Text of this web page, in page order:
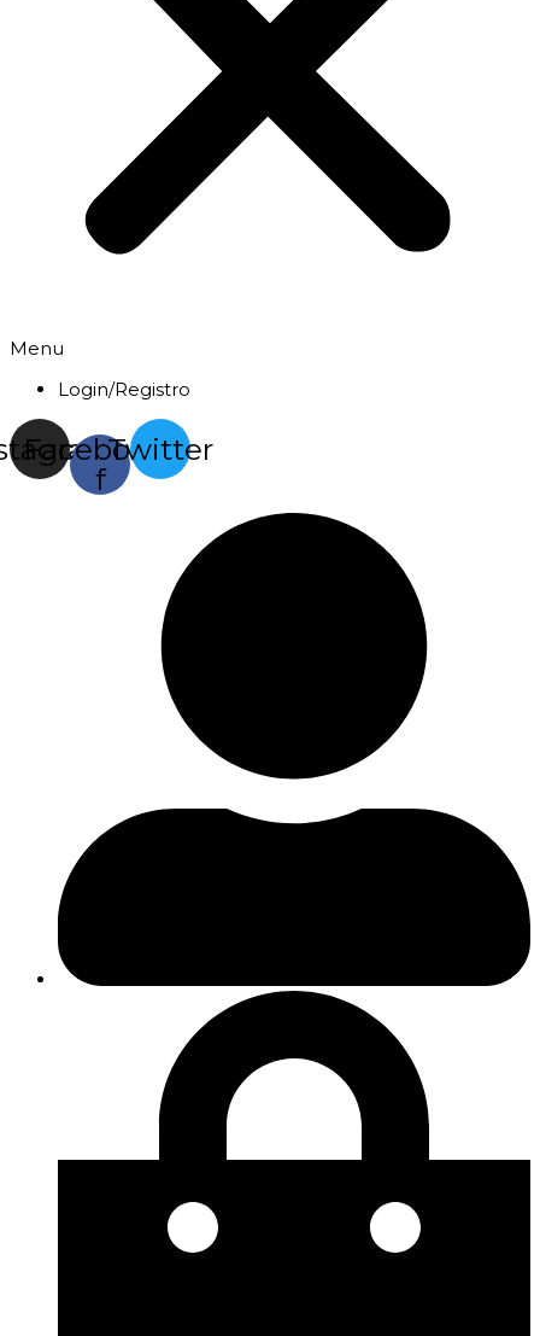
Menu
Login/Registro
Facebook-
f
Twitter